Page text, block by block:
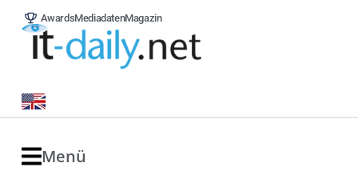
AwardsMediadatenMagazin
Menü